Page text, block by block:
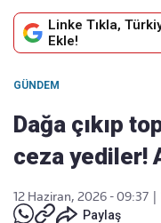
Linke Tıkla,
Ekle!
GÜNDEM
Dağa çıkıp
ceza yediler!
12 Haziran, 2026 - 09:37
Paylaş